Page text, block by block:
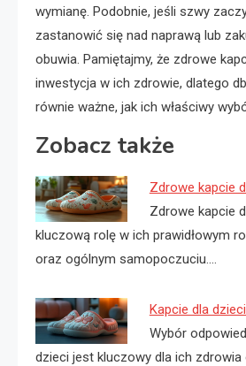
wymianę. Podobnie, jeśli szwy
zastanowić się nad naprawą lub
obuwia. Pamiętajmy, że zdrowe
inwestycja w ich zdrowie, dlatego
równie ważne, jak ich właściwy
Zobacz także
Zdrowe kapcie
Zdrowe kapcie
kluczową rolę w ich prawidłowym
oraz ogólnym samopoczuciu.…
Kapcie dla
Wybór
dzieci jest kluczowy dla ich